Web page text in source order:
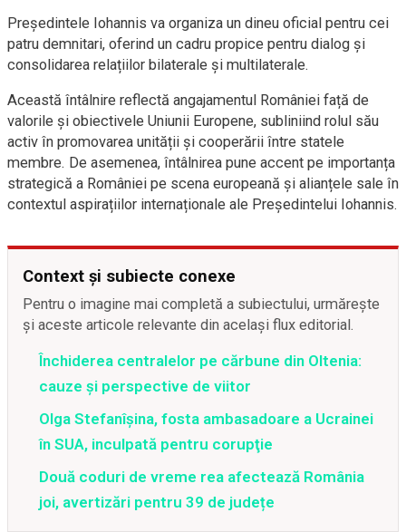
Președintele Iohannis va organiza un dineu oficial pentru cei
patru demnitari, oferind un cadru propice pentru dialog și
consolidarea relațiilor bilaterale și multilaterale.
Această întâlnire reflectă angajamentul României față de
valorile și obiectivele Uniunii Europene, subliniind rolul său
activ în promovarea unității și cooperării între statele
membre. De asemenea, întâlnirea pune accent pe importanța
strategică a României pe scena europeană și alianțele sale în
contextul aspirațiilor internaționale ale Președintelui Iohannis.
Context și subiecte conexe
Pentru o imagine mai completă a subiectului, urmărește
și aceste articole relevante din același flux editorial.
Închiderea centralelor pe cărbune din Oltenia:
cauze și perspective de viitor
Olga Stefanîşina, fosta ambasadoare a Ucrainei
în SUA, inculpată pentru corupţie
Două coduri de vreme rea afectează România
joi, avertizări pentru 39 de județe